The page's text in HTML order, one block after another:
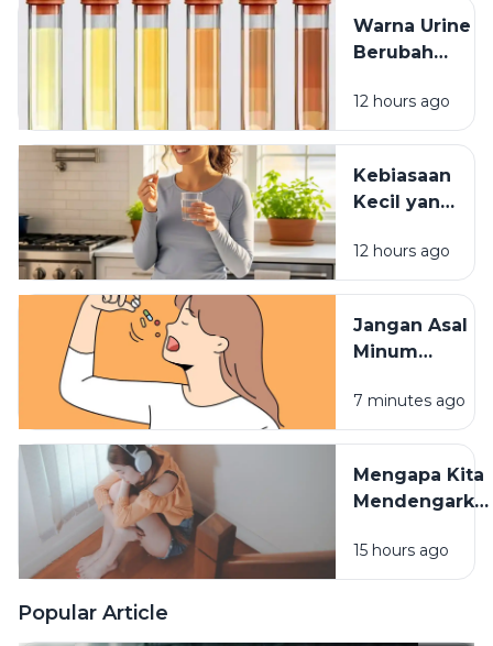
Warna Urine
Berubah
Minum
Vitamin? Ini
Penjelasannya
12 hours ago
Kebiasaan
Kecil yang
Vitamin
Tidak
Maksimal
12 hours ago
Jangan Asal
Minum
Waktu
Konsumsinya
Berpengaruh
7 minutes ago
Mengapa Kita
Saat Hati
Sedang
15 hours ago
Popular Article